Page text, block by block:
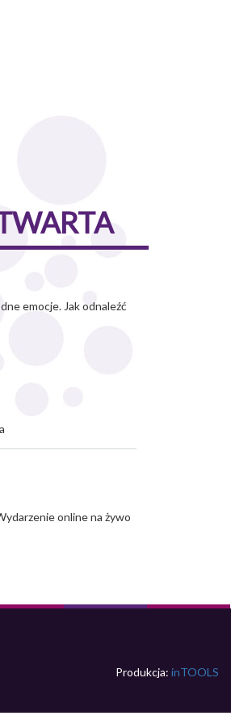
emocje. Jak odnaleźć
online na żywo
Produkcja: inTOOLS